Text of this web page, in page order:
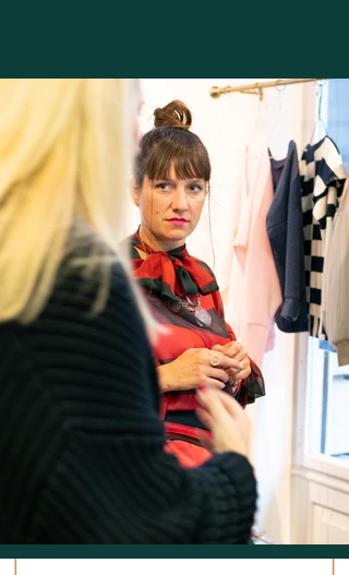
E
p
i
z
o
d
a
o
n
l
i
ne
Spletna stran - LARA BERNOT